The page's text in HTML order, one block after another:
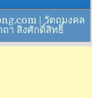
| วัตถุมงคล
ถา สิ่งศักดิ์สิทธิ์